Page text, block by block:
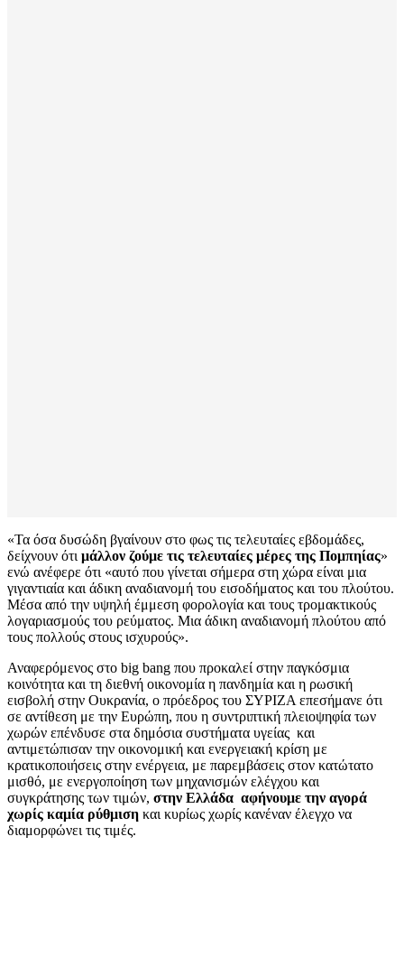
«Τα όσα δυσώδη βγαίνουν στο φως τις τελευταίες εβδομάδες,
δείχνουν ότι μάλλον ζούμε τις τελευταίες μέρες της Πομπηίας»
ενώ ανέφερε ότι «αυτό που γίνεται σήμερα στη χώρα είναι μια
γιγαντιαία και άδικη αναδιανομή του εισοδήματος και του πλούτου.
Μέσα από την υψηλή έμμεση φορολογία και τους τρομακτικούς
λογαριασμούς του ρεύματος. Μια άδικη αναδιανομή πλούτου από
τους πολλούς στους ισχυρούς».
Αναφερόμενος στο big bang που προκαλεί στην παγκόσμια
κοινότητα και τη διεθνή οικονομία η πανδημία και η ρωσική
εισβολή στην Ουκρανία, ο πρόεδρος του ΣΥΡΙΖΑ επεσήμανε ότι
σε αντίθεση με την Ευρώπη, που η συντριπτική πλειοψηφία των
χωρών επένδυσε στα δημόσια συστήματα υγείας και
αντιμετώπισαν την οικονομική και ενεργειακή κρίση με
κρατικοποιήσεις στην ενέργεια, με παρεμβάσεις στον κατώτατο
μισθό, με ενεργοποίηση των μηχανισμών ελέγχου και
συγκράτησης των τιμών, στην Ελλάδα αφήνουμε την αγορά
χωρίς καμία ρύθμιση και κυρίως χωρίς κανέναν έλεγχο να
διαμορφώνει τις τιμές.